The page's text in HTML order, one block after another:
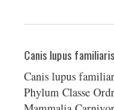
Canis lupus
Canis lupus
Phylum Classe